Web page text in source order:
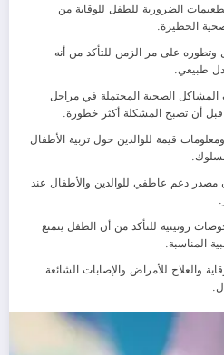
الضرورية للطفل للوقاية من
الخطيرة.
وتطوره على مر الزمن للتأكد من أنه
طبيعي.
الصحية المحتملة في مراحل
قبل أن تصبح المشكلة أكثر خطورة.
قيمة للوالدين حول تربية الأطفال
دعم عاطفي للوالدين والأطفال عند
روتينية للتأكد من أن الطفل يتمتع
المناسبة.
والعلاج للأمراض والإصابات الشائعة